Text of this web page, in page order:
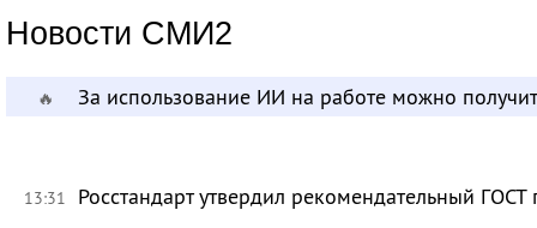
Новости СМИ2
🔥 За использование ИИ на работе можно
13:31 Росстандарт утвердил рекомендательный